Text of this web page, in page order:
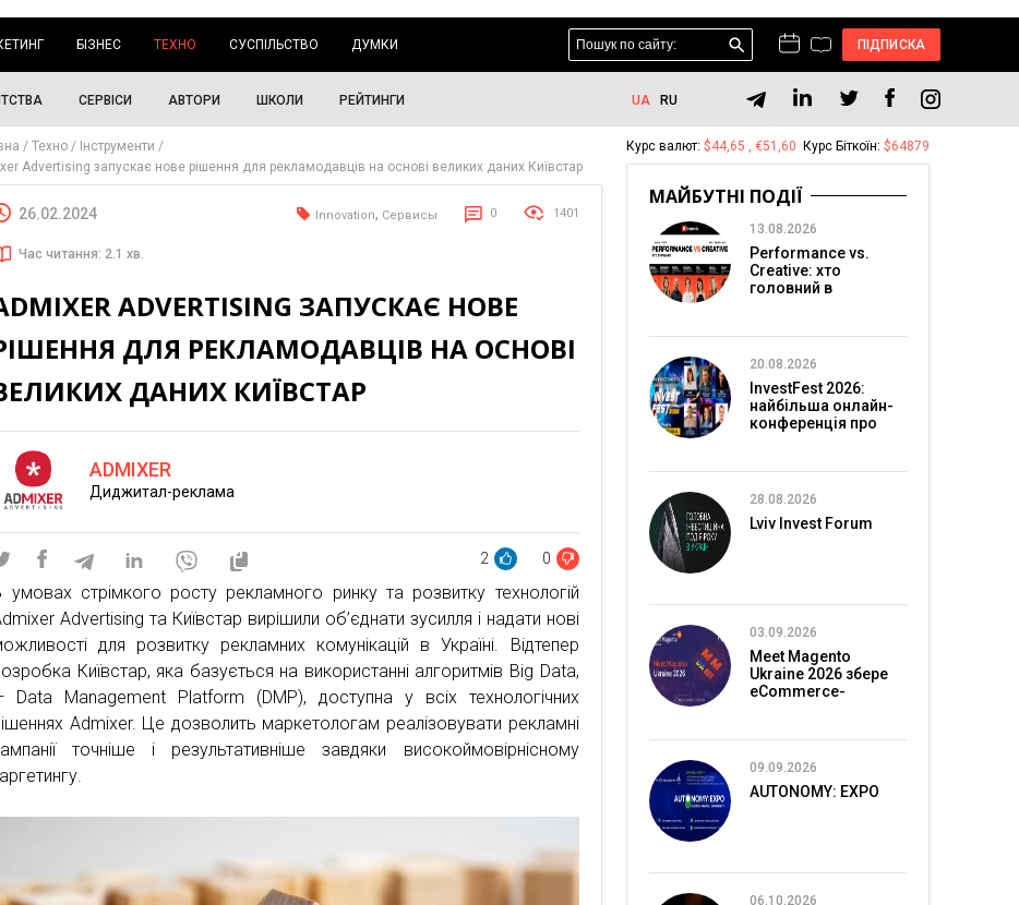
БІЗНЕС ТЕХНО СУСПІЛЬСТВО ДУМКИ ПІДПИСКА
СЕРВІСИ АВТОРИ ШКОЛИ РЕЙТИНГИ UA RU
Техно
Інструменти
Advertising запускає нове рішення для рекламодавців на основі великих даних Київстар
26.02.2024 Innovation, Сервисы 0 1401
Час читання: 2.1 хв.
ADVERTISING ЗАПУСКАЄ НОВЕ
ДЛЯ РЕКЛАМОДАВЦІВ НА ОСНОВІ
ДАНИХ КИЇВСТАР
ADMIXER
Диджитал-реклама
2 0
умовах стрімкого росту рекламного ринку та розвитку технологій
Advertising та Київстар вирішили об’єднати зусилля і надати нові
для розвитку рекламних комунікацій в Україні. Відтепер
Київстар, яка базується на використанні алгоритмів Big Data,
Data Management Platform (DMP), доступна у всіх технологічних
Admixer. Це дозволить маркетологам реалізовувати рекламні
точніше і результативніше завдяки високоймовірнісному
Курс валют: $44,65 , €51,60 Курс Біткоїн: $64879
МАЙБУТНІ ПОДІЇ
13.08.2026
Performance vs.
Creative: хто
головний в
20.08.2026
InvestFest 2026:
найбільша онлайн-
конференція про
28.08.2026
Lviv Invest Forum
03.09.2026
Meet Magento
Ukraine 2026 збере
eCommerce-
09.09.2026
AUTONOMY: EXPO
06.10.2026